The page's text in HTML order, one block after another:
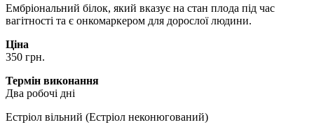
Ембріональний білок, який вказує на стан плода під час
вагітності та є онкомаркером для дорослої людини.
Ціна
350 грн.
Термін виконання
Два робочі дні
Естріол вільний (Естріол неконюгований)